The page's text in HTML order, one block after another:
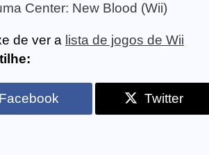
Center: New Blood (Wii)
de ver a lista de jogos de Wii
Facebook Twitter